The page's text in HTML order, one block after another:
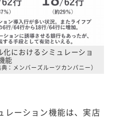
におけるシミュレーショ
能
典：メンバーズルーツカンパニー）
レーション機能は、実店